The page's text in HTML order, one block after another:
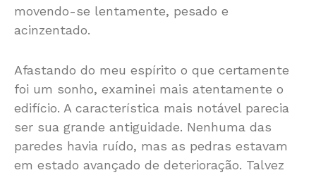
movendo-se lentamente, pesado e
acinzentado.
Afastando do meu espírito o que certamente
foi um sonho, examinei mais atentamente o
edifício. A característica mais notável parecia
ser sua grande antiguidade. Nenhuma das
paredes havia ruído, mas as pedras estavam
em estado avançado de deterioração. Talvez